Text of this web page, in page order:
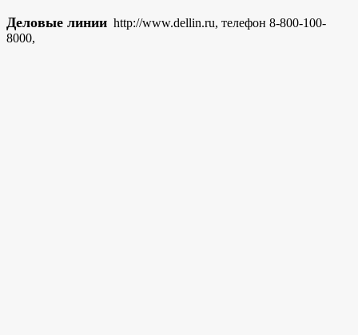
Деловые линии http://www.dellin.ru, телефон 8-800-100-
8000,